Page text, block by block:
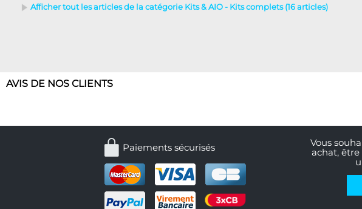
Afficher tout les articles de la catégorie Kits & AIO - Kits complets (16 articles)
AVIS DE NOS CLIENTS
Paiements sécurisés
Vous
achat,